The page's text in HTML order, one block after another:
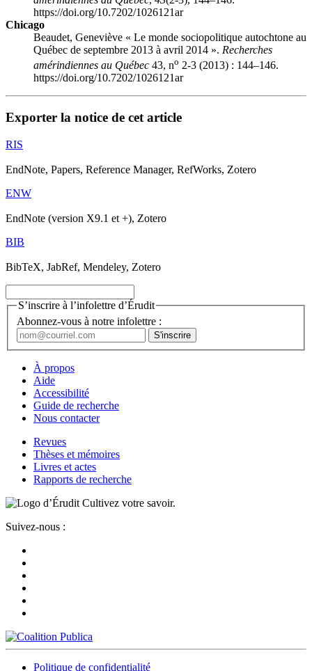
https://doi.org/10.7202/1026121ar
Chicago
Beaudet, Geneviève « Le monde sociopolitique autochtone au
Québec de septembre 2013 à avril 2014 ». Recherches
amérindiennes au Québec 43, no 2-3 (2013) : 144–146.
https://doi.org/10.7202/1026121ar
Exporter la notice de cet article
RIS
EndNote, Papers, Reference Manager, RefWorks, Zotero
ENW
EndNote (version X9.1 et +), Zotero
BIB
BibTeX, JabRef, Mendeley, Zotero
S’inscrire à l’infolettre d’Érudit
Abonnez-vous à notre infolettre :
À propos
Aide
Accessibilité
Guide de recherche
Nous contacter
Revues
Thèses et mémoires
Livres et actes
Rapports de recherche
Cultivez votre savoir.
Suivez-nous :
Politique de confidentialité